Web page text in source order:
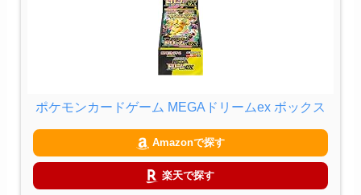
ポケモンカードゲーム MEGAドリームex ボックス
Amazonで探す
楽天で探す